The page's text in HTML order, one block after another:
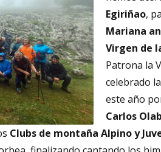
Egiriñao,
Mariana
Virgen de
Patrona la
celebrado
este año
Carlos
Clubs de montaña Alpino y